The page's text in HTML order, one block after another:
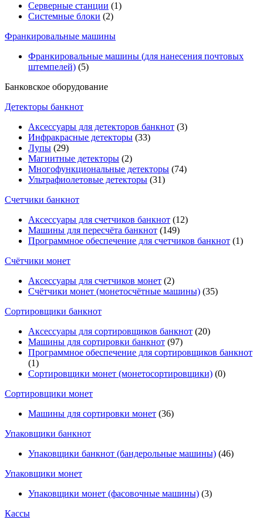
Серверные станции (1)
Системные блоки (2)
Франкировальные машины
Франкировальные машины (для нанесения почтовых
штемпелей) (5)
Банковское оборудование
Детекторы банкнот
Аксессуары для детекторов банкнот (3)
Инфракрасные детекторы (33)
Лупы (29)
Магнитные детекторы (2)
Многофункциональные детекторы (74)
Ультрафиолетовые детекторы (31)
Счетчики банкнот
Аксессуары для счетчиков банкнот (12)
Машины для пересчёта банкнот (149)
Программное обеспечение для счетчиков банкнот (1)
Счётчики монет
Аксессуары для счетчиков монет (2)
Счётчики монет (монетосчётные машины) (35)
Cортировщики банкнот
Аксессуары для сортировщиков банкнот (20)
Машины для сортировки банкнот (97)
Программное обеспечение для сортировщиков банкнот
(1)
Сортировщики монет (монетосортировщики) (0)
Сортировщики монет
Машины для сортировки монет (36)
Упаковщики банкнот
Упаковщики банкнот (бандерольные машины) (46)
Упаковщики монет
Упаковщики монет (фасовочные машины) (3)
Кассы